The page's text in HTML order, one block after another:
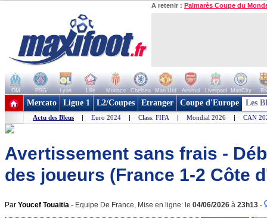
A retenir : Palmarès Coupe du
OM PSG Lyon Lille Monaco Chelsea Man Utd Arsenal Liverpool ManCity
+ de clubs
Mercato Ligue 1 L2/Coupes Etranger Coupe d'Europe Les
Actu des Bleus | Euro 2024 | Class. FIFA | Mondial 2026 | CAN
Avertissement sans frais -
des joueurs (France 1-2 Côte
Par Youcef Touaitia - Equipe De France, Mise en ligne: le 04/06/2026 à 23h13 -